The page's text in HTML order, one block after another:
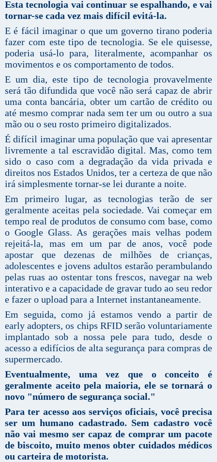
Esta tecnologia vai continuar se espalhando, e vai
tornar-se cada vez mais difícil evitá-la.
E é fácil imaginar o que um governo tirano poderia
fazer com este tipo de tecnologia. Se ele quisesse,
poderia usá-lo para, literalmente, acompanhar os
movimentos e os comportamento de todos.
E um dia, este tipo de tecnologia provavelmente
será tão difundida que você não será capaz de abrir
uma conta bancária, obter um cartão de crédito ou
até mesmo comprar nada sem ter um ou outro a sua
mão ou o seu rosto primeiro digitalizados.
É difícil imaginar uma população que vai apresentar
livremente a tal escravidão digital. Mas, como tem
sido o caso com a degradação da vida privada e
direitos nos Estados Unidos, ter a certeza de que não
irá simplesmente tornar-se lei durante a noite.
Em primeiro lugar, as tecnologias terão de ser
geralmente aceitas pela sociedade. Vai começar em
tempo real de produtos de consumo com base, como
o Google Glass. As gerações mais velhas podem
rejeitá-la, mas em um par de anos, você pode
apostar que dezenas de milhões de crianças,
adolescentes e jovens adultos estarão perambulando
pelas ruas ao ostentar tons frescos, navegar na web
interativo e a capacidade de gravar tudo ao seu redor
e fazer o upload para a Internet instantaneamente.
Em seguida, como já estamos vendo a partir de
early adopters, os chips RFID serão voluntariamente
implantado sob a nossa pele para tudo, desde o
acesso a edifícios de alta segurança para compras de
supermercado.
Eventualmente, uma vez que o conceito é
geralmente aceito pela maioria, ele se tornará o
novo "número de segurança social."
Para ter acesso aos serviços oficiais, você precisa
ser um humano cadastrado. Sem cadastro você
não vai mesmo ser capaz de comprar um pacote
de biscoito, muito menos obter cuidados médicos
ou carteira de motorista.